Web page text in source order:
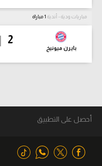
مباريات ودية - أندية
2
بايرن ميونيخ
أحصل على التطبيق